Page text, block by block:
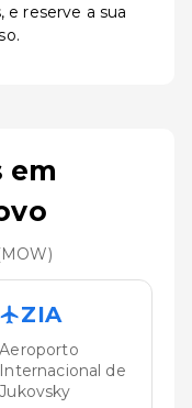
e reserve a sua
em
ZIA
Aeroporto
Internacional de
Jukovsky